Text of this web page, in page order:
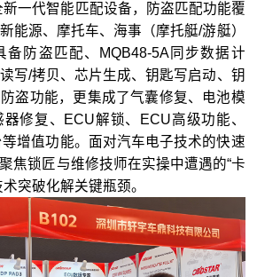
代智能匹配设备，防盗匹配功能覆
能源、摩托车、海事（摩托艇/游艇）
备防盗匹配、MQB48-5A同步数据计
写/拷贝、芯片生成、钥匙写启动、钥
盗功能，更集成了气囊修复、电池模
修复、ECU解锁、ECU高级功能、
增值功能。面对汽车电子技术的快速
焦锁匠与维修技师在实操中遭遇的“卡
突破化解关键瓶颈。